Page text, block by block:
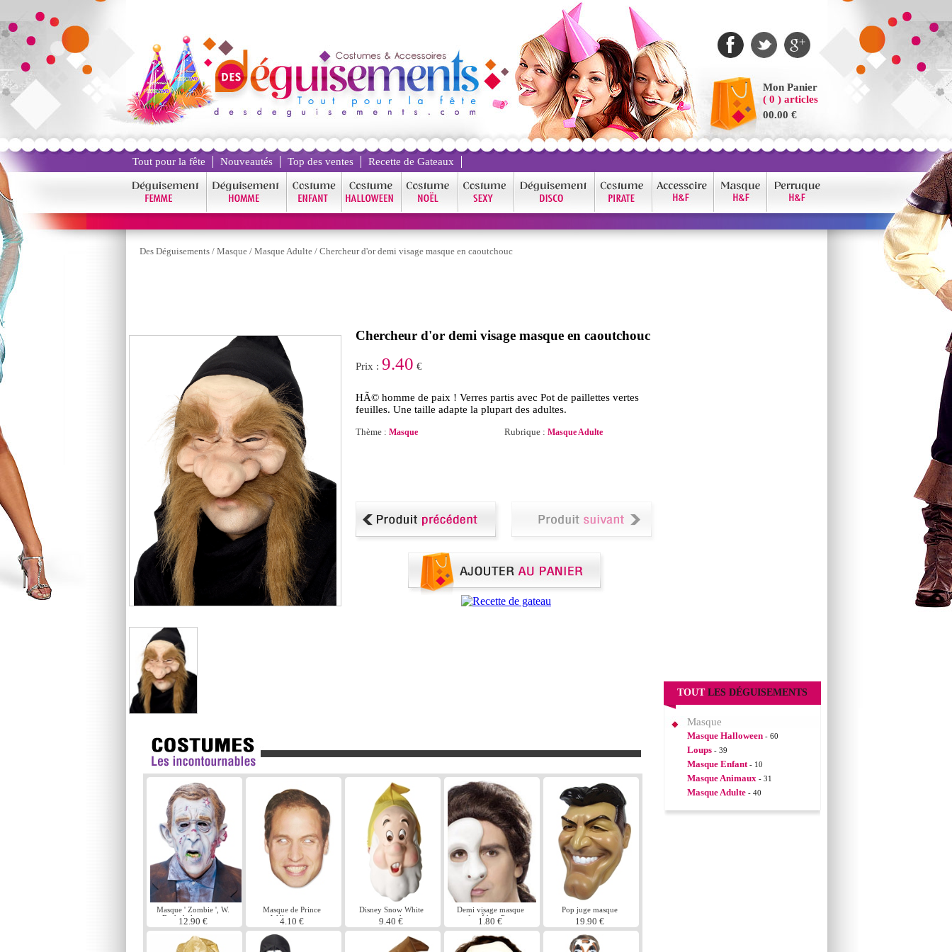
Mon Panier
( 0 ) articles
00.00 €
Tout pour la fête Nouveautés Top des ventes Recette de Gateaux
Des Déguisements / Masque / Masque Adulte / Chercheur d'or demi visage masque en caoutchouc
Chercheur d'or demi visage masque en caoutchouc
Prix : 9.40 €
HÃ© homme de paix ! Verres partis avec Pot de paillettes vertes
feuilles. Une taille adapte la plupart des adultes.
Thème : Masque Rubrique : Masque Adulte
Masque ' Zombie ', W.
Bush de la morgue
12.90 €
Masque de Prince
William carte
4.10 €
Disney Snow White
masque atchoum
9.40 €
Demi visage masque
fantÃ´me Pvc
1.80 €
Pop juge masque
19.90 €
TOUT LES DÉGUISEMENTS
Masque
Masque Halloween - 60
Loups - 39
Masque Enfant - 10
Masque Animaux - 31
Masque Adulte - 40